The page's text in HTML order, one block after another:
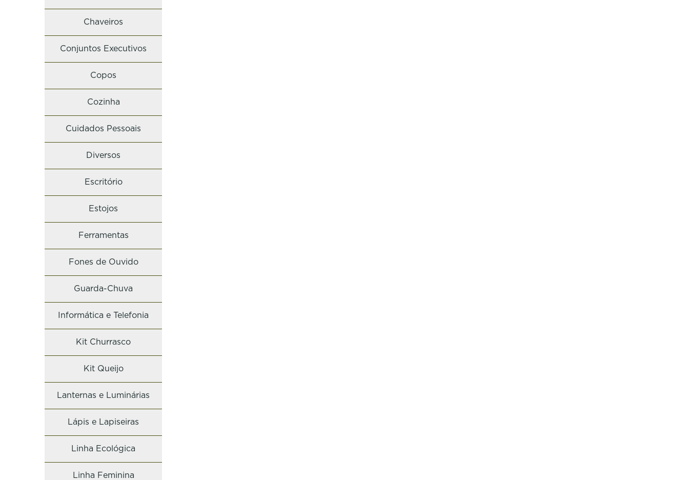
Chaveiros
Conjuntos Executivos
Copos
Cozinha
Cuidados Pessoais
Diversos
Escritório
Estojos
Ferramentas
Fones de Ouvido
Guarda-Chuva
Informática e Telefonia
Kit Churrasco
Kit Queijo
Lanternas e Luminárias
Lápis e Lapiseiras
Linha Ecológica
Linha Feminina